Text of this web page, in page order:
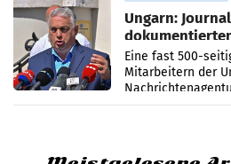
Ungarn:
Zensur
Eine fast 500-
Mitarbeitern der
systematische